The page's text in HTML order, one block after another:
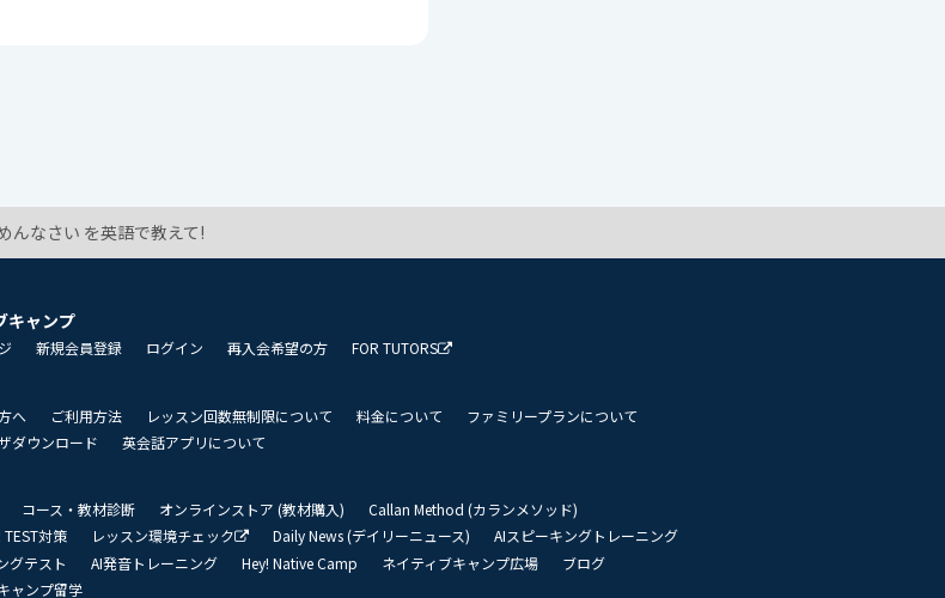
んなさい を英語で教えて!
キャンプ
新規会員登録 ログイン 再入会希望の方 FOR TUTORS
へ ご利用方法 レッスン回数無制限について 料金について
ファミリープランについて
ダウンロード
英会話アプリについて
コース・教材診断 オンラインストア (教材購入)
Callan Method (カランメソッド)
TEST対策
レッスン環境チェック Daily News (デイリーニュース)
AIスピーキングトレーニング
グテスト
AI発音トレーニング Hey! Native Camp ネイティブキャンプ広場
ブログ
ャンプ留学